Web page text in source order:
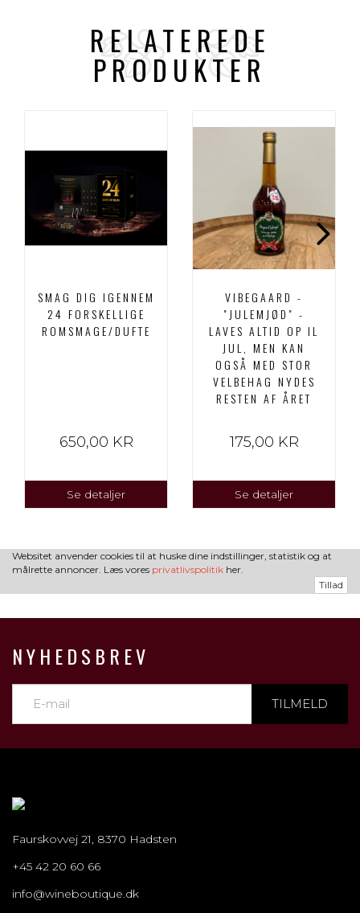
RELATEREDE
PRODUKTER
SMAG DIG IGENNEM
24 FORSKELLIGE
ROMSMAGE/DUFTE
650,00 KR
Se detaljer
VIBEGAARD -
"JULEMJØD" -
LAVES ALTID OP IL
JUL, MEN KAN
OGSÅ MED STOR
VELBEHAG NYDES
RESTEN AF ÅRET
175,00 KR
Se detaljer
Websitet anvender cookies til at huske dine indstillinger, statistik og at
målrette annoncer. Læs vores privatlivspolitik her.
Tillad
NYHEDSBREV
TILMELD
Faurskovvej 21, 8370 Hadsten
+45 42 20 60 66
info@wineboutique.dk